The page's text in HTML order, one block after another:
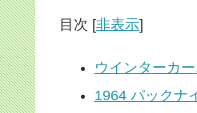
目次 [非表示]
ウインターカ
1964 パックナ